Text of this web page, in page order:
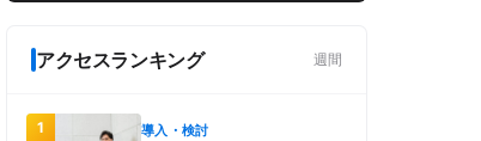
アクセスランキング 週間
1 導入・検討